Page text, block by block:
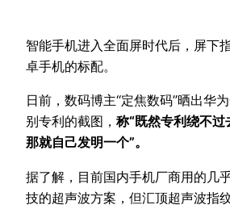
智能手机进入全面屏时代后，屏下
卓手机的标配。
日前，数码博主“定焦数码”晒出华
别专利的截图， 称“既然专利绕不过
那就自己发明一个”。
据了解，目前国内手机厂商用的几
技的超声波方案，但汇顶超声波指